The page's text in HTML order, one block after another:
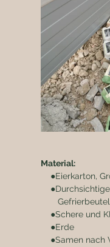
Material:
       Gefrierbeutel
●Schere und
    ●Erde
●Samen nach